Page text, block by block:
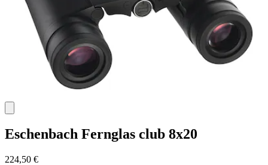
Eschenbach Fernglas club 8x20
224,50 €